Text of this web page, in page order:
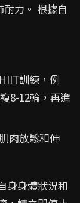
力。 根據自
訓練，例
8-12輪，再進
肉放鬆和伸
身身體狀況和